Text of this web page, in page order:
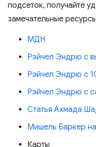
подсеток, получайте
замечательные
МДН
Рэйчел Эндрю с
Рэйчел Эндрю с
Рэйчел Эндрю с
Статья Ахмада
Мишель Баркер
Карты